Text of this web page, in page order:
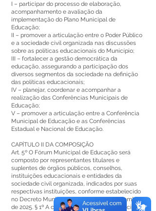
I – participar do processo de elaboração,
acompanhamento e avaliação da
implementação do Plano Municipal de
Educação;
II – promover a articulação entre o Poder Público
e a sociedade civil organizada nas discussões
sobre as políticas educacionais do Município;
III – fortalecer a gestão democrática da
educação, assegurando a participação dos
diversos segmentos da sociedade na definição
das políticas educacionais;
IV – planejar, coordenar e acompanhar a
realização das Conferências Municipais de
Educação;
V – promover a articulação entre a Conferência
Municipal de Educação e as Conferências
Estadual e Nacional de Educação.
CAPÍTULO II DA COMPOSIÇÃO
Art. 5º O Fórum Municipal de Educação será
composto por representantes titulares e
suplentes de órgãos públicos, conselhos,
instituições educacionais e entidades da
sociedade civil organizada, indicados por suas
respectivas instituições, conforme estabelecido
no Decreto Municipal nº 292, de 29 de setembro
de 2025. § 1º A composição do Fórum Municipal